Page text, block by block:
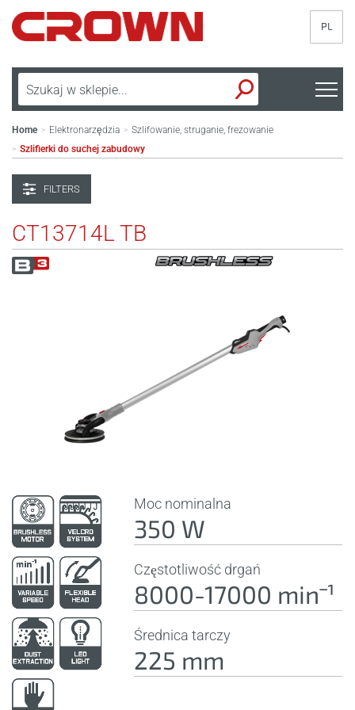
PL
Home > Elektronarzędzia > Szlifowanie, struganie, frezowanie
> Szlifierki do suchej zabudowy
FILTERS
CT13714L TB
Moc nominalna
350 W
Częstotliwość drgań
8000-17000 minˉ¹
Średnica tarczy
225 mm